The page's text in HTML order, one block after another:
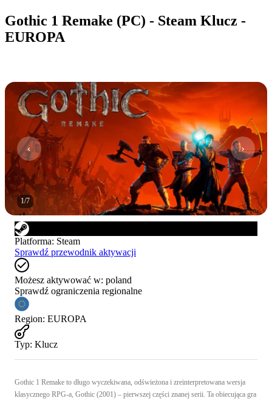
Gothic 1 Remake (PC) - Steam Klucz -
EUROPA
1/7
Platforma: Steam
Sprawdź przewodnik aktywacji
Możesz aktywować w: poland
Sprawdź ograniczenia regionalne
Region: EUROPA
Typ: Klucz
Gothic 1 Remake to długo wyczekiwana, odświeżona i zreinterpretowana wersja
klasycznego RPG-a, Gothic (2001) – pierwszej części znanej serii. Ta obiecująca gra